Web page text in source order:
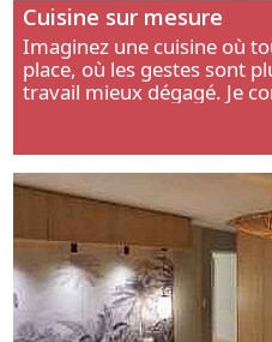
Cuisine sur mesure
Imaginez une cuisine où
place, où les gestes sont
travail mieux dégagé. Je
aménagement adapté à